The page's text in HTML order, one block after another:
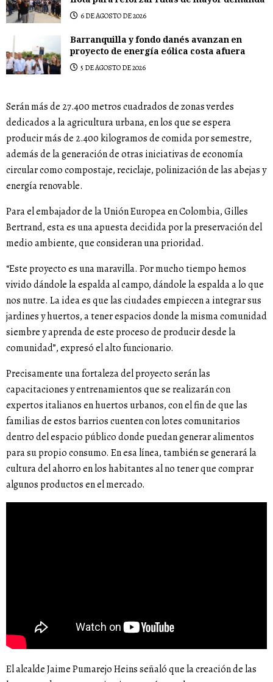
6 DE AGOSTO DE 2026
Barranquilla y fondo danés avanzan en
proyecto de energía eólica costa afuera
5 DE AGOSTO DE 2026
Serán más de 27.400 metros cuadrados de zonas verdes
dedicados a la agricultura urbana, en los que se espera
producir más de 2.400 kilogramos de comida por semestre,
además de la generación de otras iniciativas de economía
circular como compostaje, reciclaje, polinización de las abejas y
energía renovable.
Para el embajador de la Unión Europea en Colombia, Gilles
Bertrand, esta es una apuesta decidida por la preservación del
medio ambiente, que consideran una prioridad.
“Este proyecto es una maravilla. Por mucho tiempo hemos
vivido dándole la espalda al campo, dándole la espalda a lo que
nos nutre. La idea es que las ciudades empiecen a integrar sus
jardines y huertos, a tener espacios donde la misma comunidad
siembre y aprenda de este proceso de producir desde la
comunidad”, expresó el alto funcionario.
Precisamente una fortaleza del proyecto serán las
capacitaciones y entrenamientos que se realizarán con
expertos italianos en huertos urbanos, con el fin de que las
familias de estos barrios cuenten con lotes comunitarios
dentro del espacio público donde puedan generar alimentos
para su propio consumo. En esa línea, también se generará la
cultura del ahorro en los habitantes al no tener que comprar
algunos productos en el mercado.
El alcalde Jaime Pumarejo Heins señaló que la creación de las